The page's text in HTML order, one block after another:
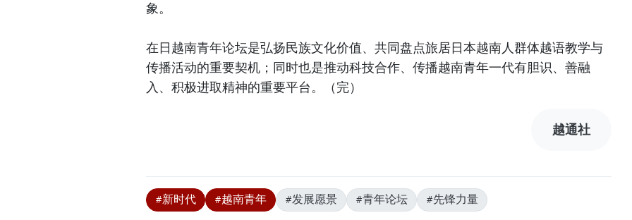
象。
在日越南青年论坛是弘扬民族文化价值、共同盘点旅居日本越南人群体越语教学与
传播活动的重要契机；同时也是推动科技合作、传播越南青年一代有胆识、善融
入、积极进取精神的重要平台。（完）
越通社
#新时代 #越南青年 #发展愿景 #青年论坛 #先锋力量